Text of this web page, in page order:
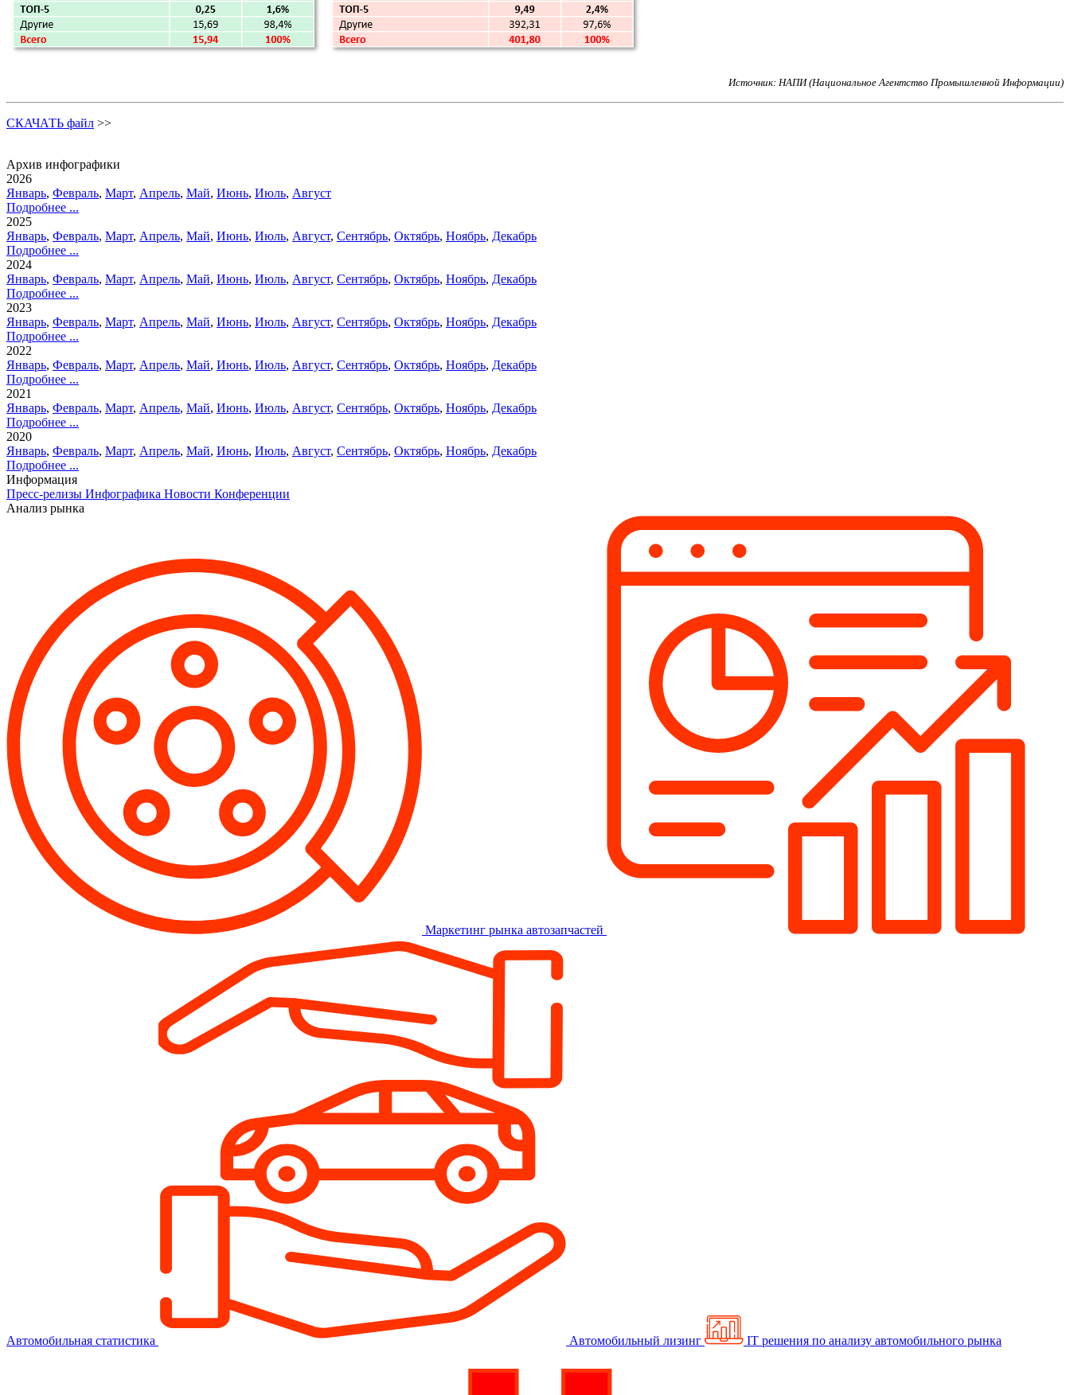
Источник: НАПИ (Национальное Агентство Промышленной Информации)
СКАЧАТЬ файл >>
Архив инфографики
2026
Январь, Февраль, Март, Апрель, Май, Июнь, Июль, Август
Подробнее ...
2025
Январь, Февраль, Март, Апрель, Май, Июнь, Июль, Август, Сентябрь, Октябрь, Ноябрь, Декабрь
Подробнее ...
2024
Январь, Февраль, Март, Апрель, Май, Июнь, Июль, Август, Сентябрь, Октябрь, Ноябрь, Декабрь
Подробнее ...
2023
Январь, Февраль, Март, Апрель, Май, Июнь, Июль, Август, Сентябрь, Октябрь, Ноябрь, Декабрь
Подробнее ...
2022
Январь, Февраль, Март, Апрель, Май, Июнь, Июль, Август, Сентябрь, Октябрь, Ноябрь, Декабрь
Подробнее ...
2021
Январь, Февраль, Март, Апрель, Май, Июнь, Июль, Август, Сентябрь, Октябрь, Ноябрь, Декабрь
Подробнее ...
2020
Январь, Февраль, Март, Апрель, Май, Июнь, Июль, Август, Сентябрь, Октябрь, Ноябрь, Декабрь
Подробнее ...
Информация
Пресс-релизы Инфографика Новости Конференции
Анализ рынка
Маркетинг рынка автозапчастей
Автомобильная статистика Автомобильный лизинг IT решения по анализу автомобильного рынка